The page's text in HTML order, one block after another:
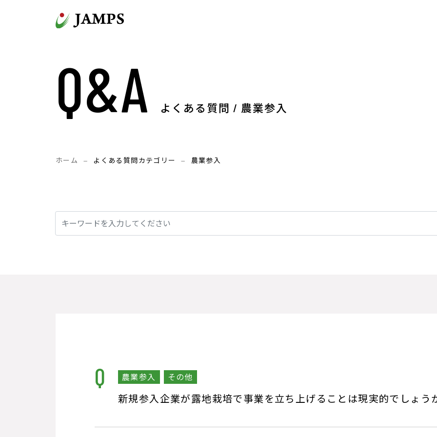
メインナビゲーション
Q&a よくある質問 / 農業参入
ホーム — よくある質問カテゴリー — 農業参入
検索:
農業参入 その他
新規参入企業が露地栽培で事業を立ち上げることは現実的でしょう